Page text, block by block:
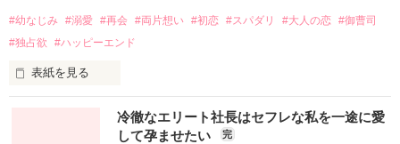
#幼なじみ #溺愛 #再会 #両片想い #初恋 #スパダリ #大人の恋 #御曹司
#独占欲
#ハッピーエンド
表紙を見る
冷徹なエリート社長はセフレな私を一途に愛
して孕ませたい
完